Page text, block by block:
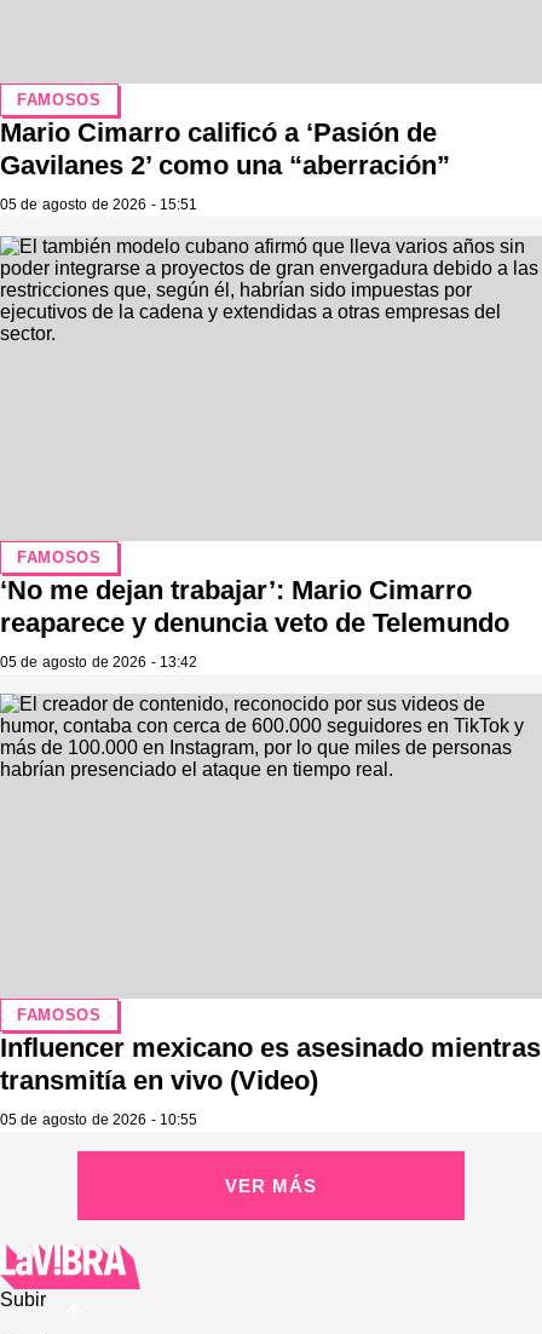
FAMOSOS
Mario Cimarro calificó a ‘Pasión de
Gavilanes 2’ como una “aberración”
05 de agosto de 2026 - 15:51
FAMOSOS
‘No me dejan trabajar’: Mario Cimarro
reaparece y denuncia veto de Telemundo
05 de agosto de 2026 - 13:42
FAMOSOS
Influencer mexicano es asesinado mientras
transmitía en vivo (Video)
05 de agosto de 2026 - 10:55
VER MÁS
Subir